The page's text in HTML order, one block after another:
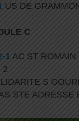
US DE
C
1 AC ST ROMAIN
2
S
STE ADRESSE